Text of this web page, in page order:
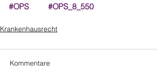
#OPS
#OPS_8_550
Krankenhausrecht
Kommentare